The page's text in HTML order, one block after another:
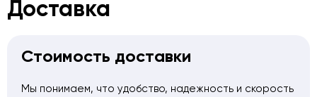
подоконников
«Окнами доволен, порекомендую друзьям!» — что
Доставка
Стоимость доставки
Мы понимаем, что удобство, надежность и скорость